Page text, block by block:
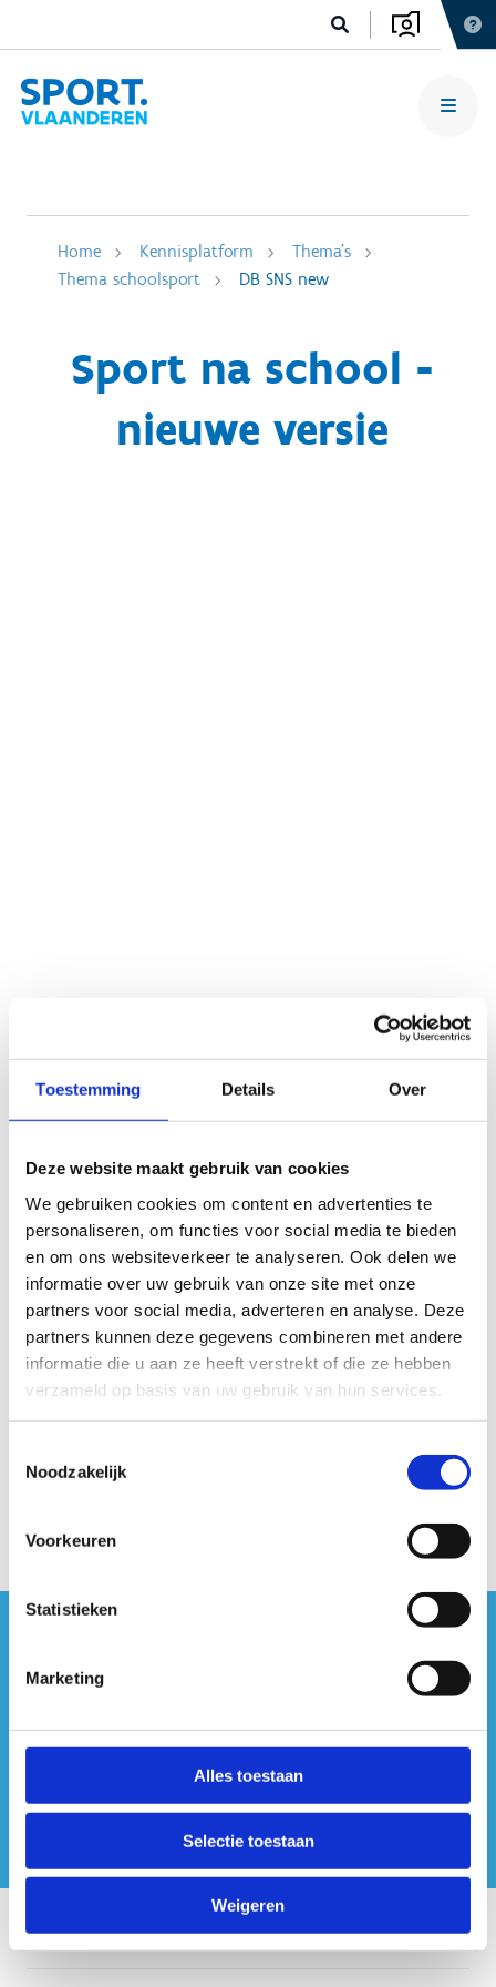
Toestemming Details Over
Deze website maakt gebruik van cookies
We gebruiken cookies om content en advertenties te
personaliseren, om functies voor social media te bieden
en om ons websiteverkeer te analyseren. Ook delen we
informatie over uw gebruik van onze site met onze
partners voor social media, adverteren en analyse. Deze
partners kunnen deze gegevens combineren met andere
informatie die u aan ze heeft verstrekt of die ze hebben
verzameld op basis van uw gebruik van hun services.
Noodzakelijk
Voorkeuren
Statistieken
Marketing
Alles toestaan
Selectie toestaan
Weigeren
Home Kennisplatform
Thema's
Thema schoolsport
DB SNS new
Sport na school -
nieuwe versie
#sportersbelevenmeer
Onze centra